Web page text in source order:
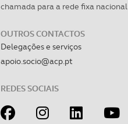
chamada para a rede fixa nacional
OUTROS CONTACTOS
Delegações e serviços
apoio.socio@acp.pt
REDES SOCIAIS